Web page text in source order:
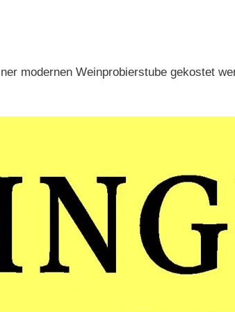
modernen Weinprobierstube gekostet